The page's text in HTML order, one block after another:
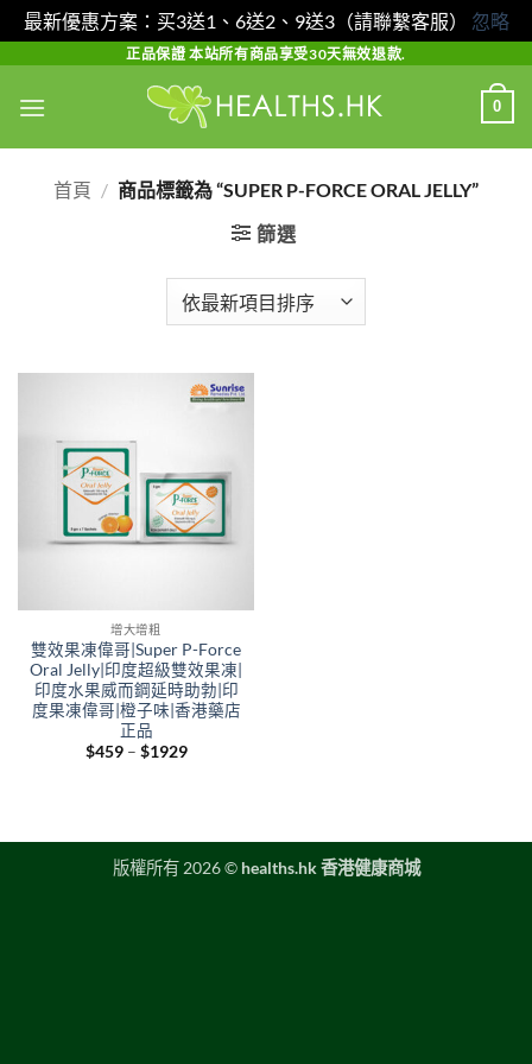
最新優惠方案：买3送1、6送2、9送3（請聯繫客服） 忽略
content
正品保證 本站所有商品享受30天無效退款.
0
首頁 / 商品標籤為 “SUPER P-FORCE ORAL JELLY”
篩選
增大增粗
雙效果凍偉哥|Super P-Force
Oral Jelly|印度超級雙效果凍|
印度水果威而鋼延時助勃|印
度果凍偉哥|橙子味|香港藥店
正品
$459 – $1929Price
版權所有 2026 © healths.hk 香港健康商城